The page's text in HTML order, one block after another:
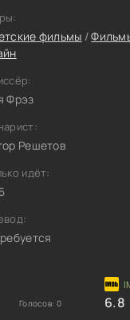
фильмы /
Фрэз
Решетов
идёт:
Голосов: 0 6.8